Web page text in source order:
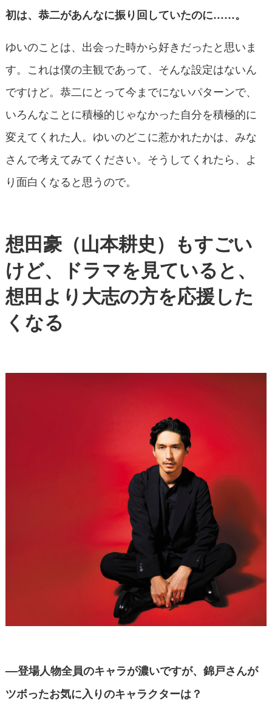
初は、恭二があんなに振り回していたのに……。
ゆいのことは、出会った時から好きだったと思いま
す。これは僕の主観であって、そんな設定はないん
ですけど。恭二にとって今までにないパターンで、
いろんなことに積極的じゃなかった自分を積極的に
変えてくれた人。ゆいのどこに惹かれたかは、みな
さんで考えてみてください。そうしてくれたら、よ
り面白くなると思うので。
想田豪（山本耕史）もすごい
けど、ドラマを見ていると、
想田より大志の方を応援した
くなる
––登場人物全員のキャラが濃いですが、錦戸さんが
ツボったお気に入りのキャラクターは？